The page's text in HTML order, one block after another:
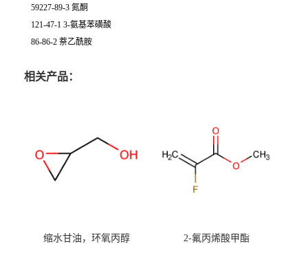
59227-89-3 氮酮
121-47-1 3-氨基苯磺酸
86-86-2 萘乙酰胺
相关产品：
缩水甘油，环氧丙醇 2-氟丙烯酸甲酯